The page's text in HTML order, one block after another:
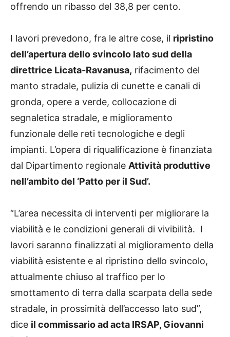
offrendo un ribasso del 38,8 per cento.
I lavori prevedono, fra le altre cose, il ripristino
dell’apertura dello svincolo lato sud della
direttrice Licata-Ravanusa, rifacimento del
manto stradale, pulizia di cunette e canali di
gronda, opere a verde, collocazione di
segnaletica stradale, e miglioramento
funzionale delle reti tecnologiche e degli
impianti. L’opera di riqualificazione è finanziata
dal Dipartimento regionale Attività produttive
nell’ambito del ‘Patto per il Sud’.
“L’area necessita di interventi per migliorare la
viabilità e le condizioni generali di vivibilità. I
lavori saranno finalizzati al miglioramento della
viabilità esistente e al ripristino dello svincolo,
attualmente chiuso al traffico per lo
smottamento di terra dalla scarpata della sede
stradale, in prossimità dell’accesso lato sud”,
dice il commissario ad acta IRSAP, Giovanni